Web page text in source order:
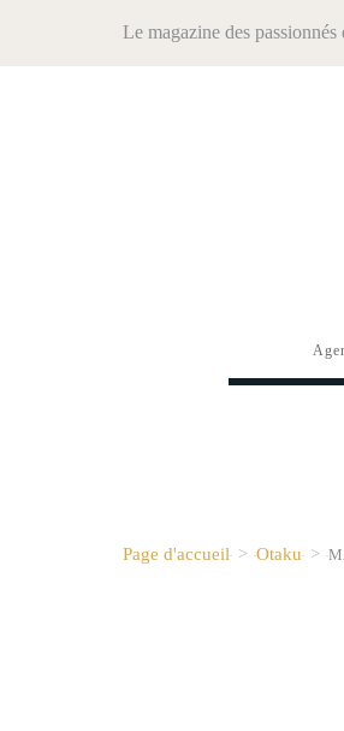
Le magazine des passionnés
Page d'accueil > Otaku >